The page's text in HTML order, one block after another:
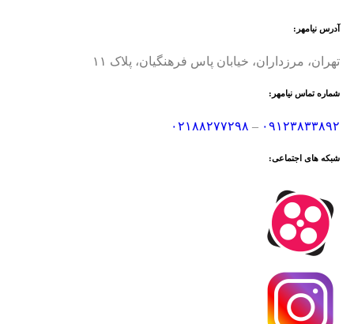
آدرس نیامهر:
تهران، مرزداران، خیابان پاس فرهنگیان، پلاک ۱۱
شماره تماس نیامهر:
۰۹۱۲۳۸۳۳۸۹۲ – ۰۲۱۸۸۲۷۷۲۹۸
شبکه های اجتماعی: